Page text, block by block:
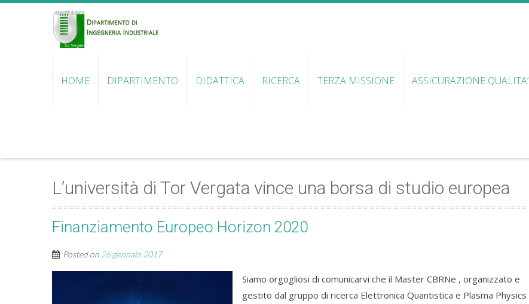
HOME DIPARTIMENTO DIDATTICA RICERCA TERZA MISSIONE ASSICURAZIONE QUALITA’
L’università di Tor Vergata vince una borsa di studio europea
Finanziamento Europeo Horizon 2020
Posted on 26 gennaio 2017
Siamo orgogliosi di comunicarvi che il Master CBRNe , organizzato e
gestito dal gruppo di ricerca Elettronica Quantistica e Plasma Physics